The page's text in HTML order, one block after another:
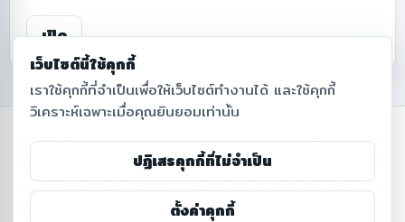
เครื่องดื่ม Food Truck และสถานประกอบการด้านอาหาร
ภายในสถาบัน รองรับการบันทึกผลการตรวจประเมินตาม
หลักเกณฑ์ด้านความสะอาด ความปลอดภัยของอาหาร
สุขลักษณะของสถานที่ อุปกรณ์ ผู้สัมผัสอาหาร และการ
จัดการของเสีย พร้อมสรุปคะแนน ผลการประเมิน และ
รายงานเพื่อสนับสนุนการยกระดับมาตรฐานอาหารปลอดภัย
และสุขอนามัยภายในองค์กร
เปิด
เว็บไซต์นี้ใช้คุกกี้
เราใช้คุกกี้ที่จำเป็นเพื่อให้เว็บไซต์ทำงานได้ และใช้คุกกี้
วิเคราะห์เฉพาะเมื่อคุณยินยอมเท่านั้น
ปฏิเสธคุกกี้ที่ไม่จำเป็น
ตั้งค่าคุกกี้
© 2026 สำนักงานบริหารทรัพยากรกายภาพและสิ่งแวดล้อม
สำนักงานบริหารทรัพยากรกายภาพและสิ่งแวดล้อม ชั้น 5
อาคารกรมหลวงนราธิวาสราชนครินทร์ แขวงลาดกระบัง เขต